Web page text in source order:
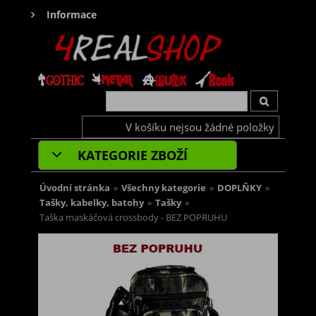
Informace
V košíku nejsou žádné položky
KATEGORIE ZBOŽÍ
Úvodní stránka » Všechny kategorie » DOPLŇKY »
Tašky, kabelky, batohy » Tašky »
Taška maskáčová crossbody - BEZ POPRUHU